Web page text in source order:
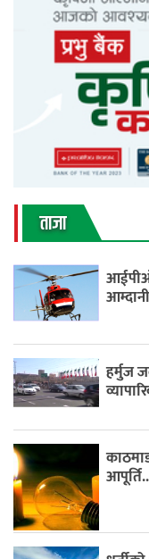
ताजा
हर्मुज